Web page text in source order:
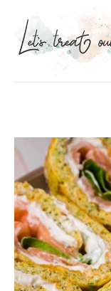
Portfolio
Services
Food